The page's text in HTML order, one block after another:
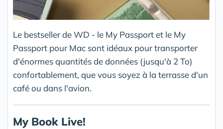
Le bestseller de WD - le My Passport et le My
Passport pour Mac sont idéaux pour transporter
d'énormes quantités de données (jusqu'à 2 To)
confortablement, que vous soyez à la terrasse d'un
café ou dans l'avion.
My Book Live!